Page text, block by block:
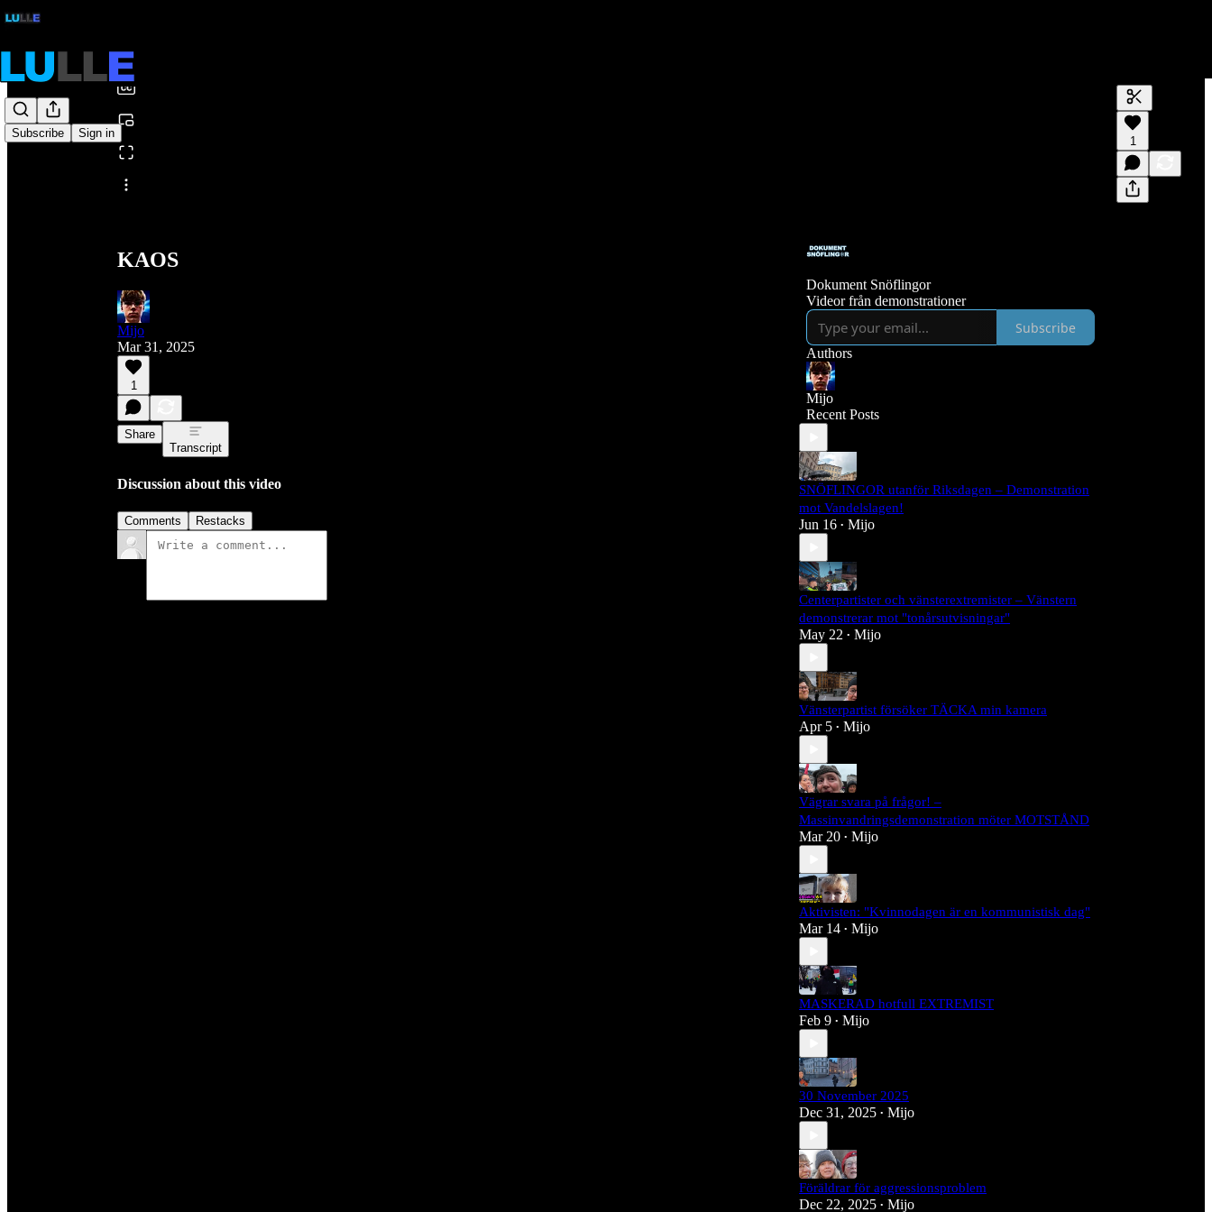
Subscribe Sign in
Share from 0:00
Generate
A transcript
editing.
1
KAOS
Mijo
Mar 31, 2025
1
Share
Transcript
Discussion about this video
Comments Restacks
Dokument Snöflingor
Videor från demonstrationer
Subscribe
Authors
Mijo
Recent Posts
SNÖFLINGOR utanför Riksdagen – Demonstration
mot Vandelslagen!
Jun 16 • Mijo
Centerpartister och vänsterextremister – Vänstern
demonstrerar mot "tonårsutvisningar"
May 22 • Mijo
Vänsterpartist försöker TÄCKA min kamera
Apr 5 • Mijo
Vägrar svara på frågor! –
Massinvandringsdemonstration möter MOTSTÅND
Mar 20 • Mijo
Aktivisten: "Kvinnodagen är en kommunistisk dag"
Mar 14 • Mijo
MASKERAD hotfull EXTREMIST
Feb 9 • Mijo
30 November 2025
Dec 31, 2025 • Mijo
Föräldrar för aggressionsproblem
Dec 22, 2025 • Mijo